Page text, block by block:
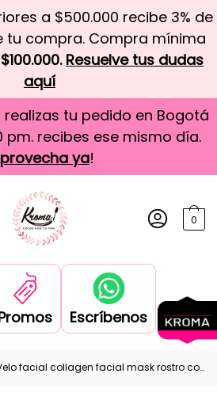
a $500.000 recibe 3% de
tu compra. Compra mínima
$100.000. Resuelve tus dudas
aquí
realizas tu pedido en Bogotá
pm. recibes ese mismo día.
ya!
0
Escríbenos
facial collagen facial mask rostro completo Bioaqua